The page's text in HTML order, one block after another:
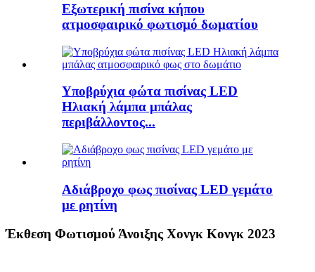
Εξωτερική πισίνα κήπου
ατμοσφαιρικό φωτισμό δωματίου
Υποβρύχια φώτα πισίνας LED
Ηλιακή λάμπα μπάλας
περιβάλλοντος...
Αδιάβροχο φως πισίνας LED γεμάτο
με ρητίνη
Έκθεση Φωτισμού Άνοιξης Χονγκ Κονγκ 2023